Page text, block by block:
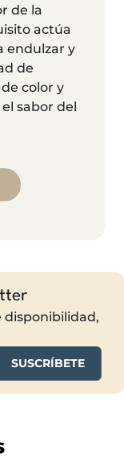
de la
actúa
endulzar y
de
color y
sabor del
disponibilidad,
SUSCRÍBETE